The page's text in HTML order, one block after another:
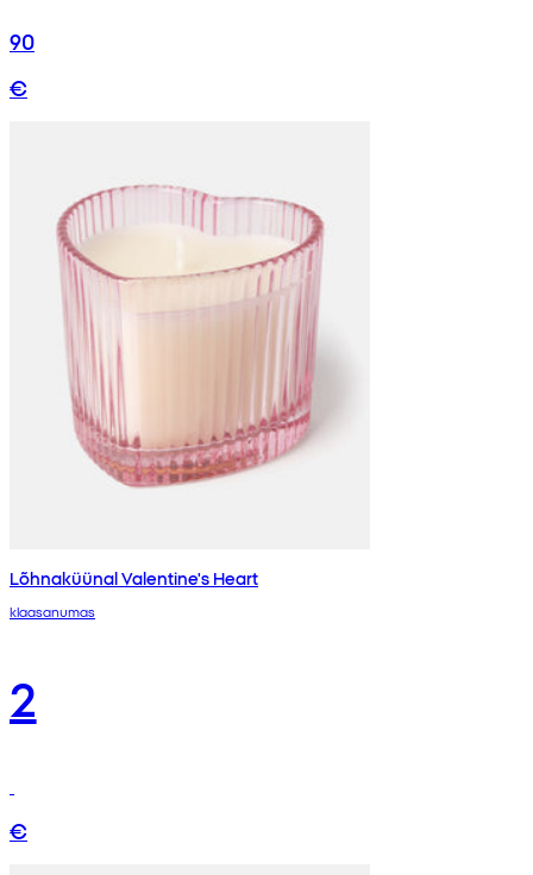
90
€
Lõhnaküünal Valentine's Heart
klaasanumas
2
€